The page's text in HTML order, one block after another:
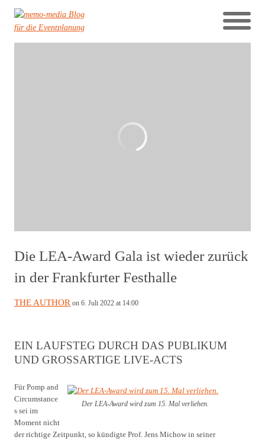
Die LEA-Award Gala ist wieder zurück
in der Frankfurter Festhalle
THE AUTHOR on 6. Juli 2022 at 14:00
EIN LAUFSTEG DURCH DAS PUBLIKUM
UND GROSSARTIGE LIVE-ACTS
Der LEA-Award wird zum 15. Mal verliehen.
Für Pomp and
Circumstance
s sei im
Moment nicht
der richtige Zeitpunkt, so kündigte Prof. Jens Michow in seiner